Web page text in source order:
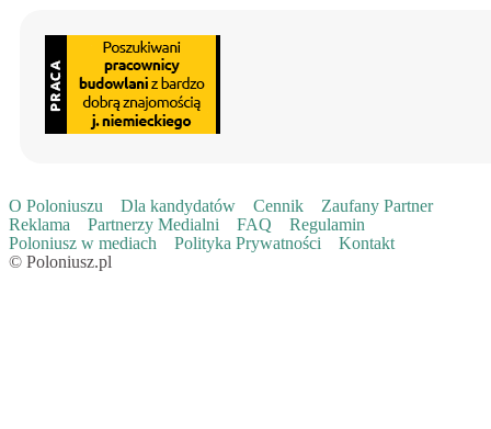
O Poloniuszu Dla kandydatów Cennik
Zaufany Partner
Reklama
Partnerzy Medialni FAQ
Regulamin
Poloniusz w mediach
Polityka Prywatności
Kontakt
© Poloniusz.pl